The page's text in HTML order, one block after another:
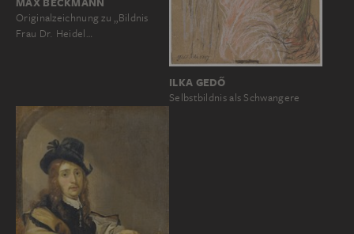
Originalzeichnung zu „Bildnis
Frau Dr. Heidel…
ILKA GEDŐ
Selbstbildnis als Schwangere